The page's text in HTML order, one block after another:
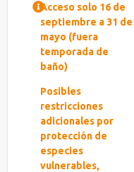
Acceso solo 16 de
septiembre a 31 de
mayo (fuera
temporada de
baño)
Posibles
restricciones
adicionales por
protección de
especies
vulnerables,